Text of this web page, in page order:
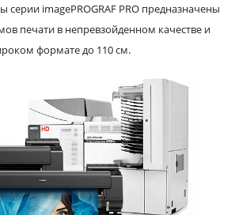
серии imagePROGRAF PRO предназначены
печати в непревзойденном качестве и
формате до 110 см.